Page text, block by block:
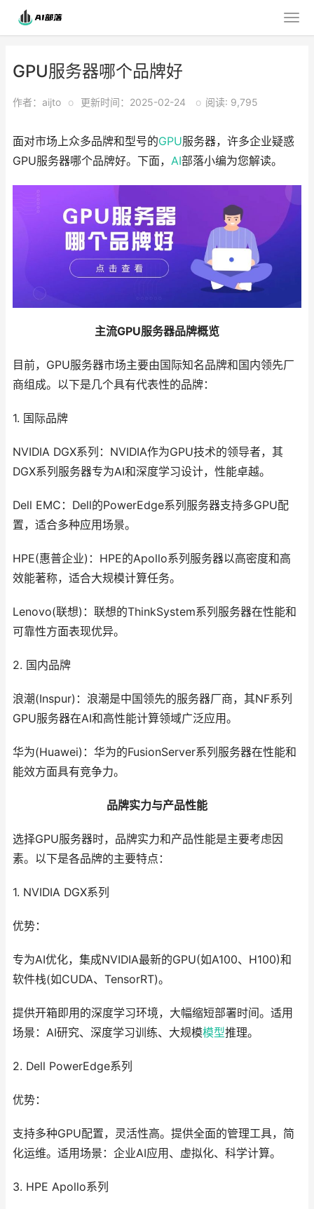
GPU服务器哪个品牌好
作者：aijto o 更新时间：2025-02-24 o 阅读: 9,795
面对市场上众多品牌和型号的GPU服务器，许多企业疑惑
GPU服务器哪个品牌好。下面， AI部落小编为您解读。
主流GPU服务器品牌概览
目前，GPU服务器市场主要由国际知名品牌和国内领先厂
商组成。以下是几个具有代表性的品牌：
1. 国际品牌
NVIDIA DGX系列：NVIDIA作为GPU技术的领导者，其
DGX系列服务器专为AI和深度学习设计，性能卓越。
Dell EMC：Dell的PowerEdge系列服务器支持多GPU配
置，适合多种应用场景。
HPE(惠普企业)：HPE的Apollo系列服务器以高密度和高
效能著称，适合大规模计算任务。
Lenovo(联想)：联想的ThinkSystem系列服务器在性能和
可靠性方面表现优异。
2. 国内品牌
浪潮(Inspur)：浪潮是中国领先的服务器厂商，其NF系列
GPU服务器在AI和高性能计算领域广泛应用。
华为(Huawei)：华为的FusionServer系列服务器在性能和
能效方面具有竞争力。
品牌实力与产品性能
选择GPU服务器时，品牌实力和产品性能是主要考虑因
素。以下是各品牌的主要特点：
1. NVIDIA DGX系列
优势：
专为AI优化，集成NVIDIA最新的GPU(如A100、H100)和
软件栈(如CUDA、TensorRT)。
提供开箱即用的深度学习环境，大幅缩短部署时间。适用
场景：AI研究、深度学习训练、大规模模型推理。
2. Dell PowerEdge系列
优势：
支持多种GPU配置，灵活性高。提供全面的管理工具，简
化运维。适用场景：企业AI应用、虚拟化、科学计算。
3. HPE Apollo系列